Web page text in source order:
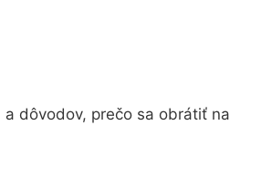
dôvodov, prečo sa obrátiť na